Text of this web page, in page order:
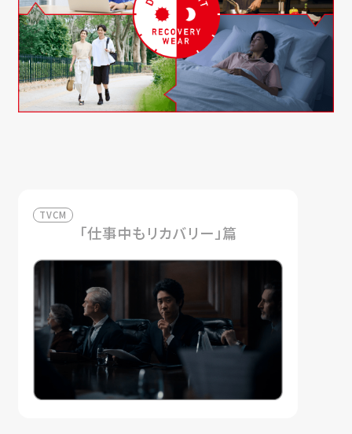
TVCM
「仕事中もリカバリー」篇